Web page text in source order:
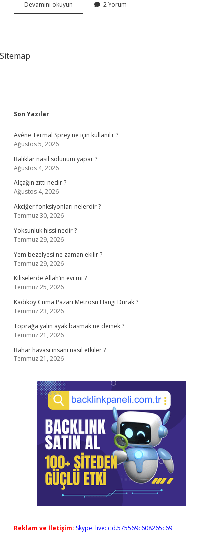
Devamını okuyun
Normal
2 Yorum
Sitemap
Sidebar
Son Yazılar
Avène Termal Sprey ne için kullanılır ?
Ağustos 5, 2026
Balıklar nasıl solunum yapar ?
Ağustos 4, 2026
Alçağın zıttı nedir ?
Ağustos 4, 2026
Akciğer fonksiyonları nelerdir ?
Temmuz 30, 2026
Yoksunluk hissi nedir ?
Temmuz 29, 2026
Yem bezelyesi ne zaman ekilir ?
Temmuz 29, 2026
Kiliselerde Allah’ın evi mi ?
Temmuz 25, 2026
Kadıköy Cuma Pazarı Metrosu Hangi Durak ?
Temmuz 23, 2026
Toprağa yalın ayak basmak ne demek ?
Temmuz 21, 2026
Bahar havası insanı nasıl etkiler ?
Temmuz 21, 2026
Reklam ve İletişim: Skype: live:.cid.575569c608265c69